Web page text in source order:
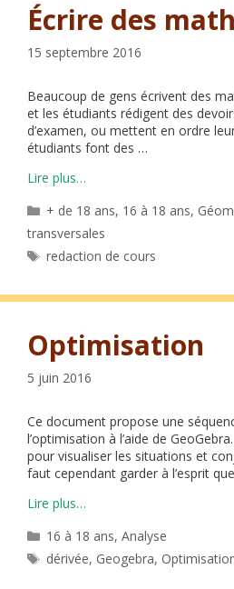
Écrire des
15 septembre 2016
Beaucoup de gens écrivent des
et les étudiants rédigent des
d’examen, ou mettent en ordre
étudiants font des …
Lire plus…
Catégories
+ de 18 ans, 16 à 18 ans,
transversales
Étiquettes
redaction de cours
Optimisation
5 juin 2016
Ce document propose une
l’optimisation à l’aide de
pour visualiser les situations et
faut cependant garder à l’esprit
Lire plus…
Catégories
16 à 18 ans,Analyse
Étiquettes
dérivée, Geogebra,